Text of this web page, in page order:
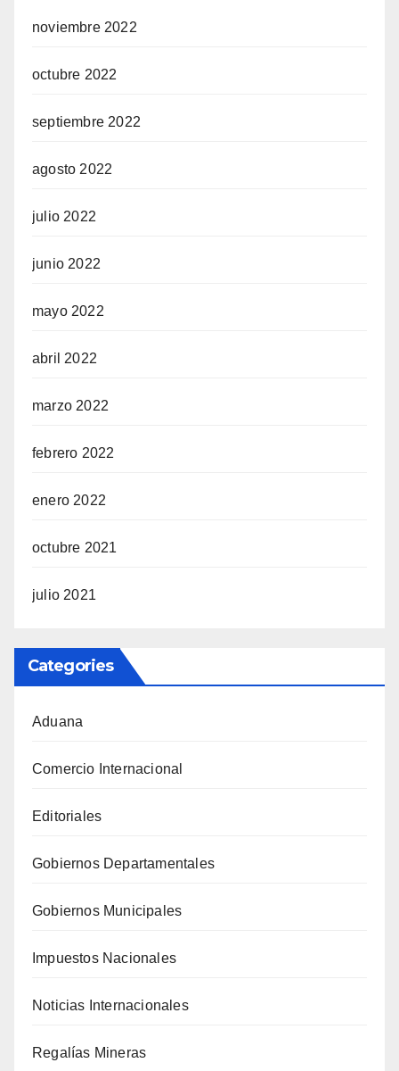
noviembre 2022
octubre 2022
septiembre 2022
agosto 2022
julio 2022
junio 2022
mayo 2022
abril 2022
marzo 2022
febrero 2022
enero 2022
octubre 2021
julio 2021
Categories
Aduana
Comercio Internacional
Editoriales
Gobiernos Departamentales
Gobiernos Municipales
Impuestos Nacionales
Noticias Internacionales
Regalías Mineras